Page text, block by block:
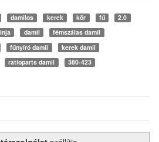
damilos kerek kör fű
2.0
damil
fémszálas damil
fűnyíró damil
kerek damil
ratioparts damil
380-423